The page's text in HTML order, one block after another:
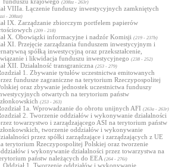
(208zz - 263r)
VIIIa. Łączenie funduszy inwestycyjnych zamkniętych
- 208zzt)
IX. Zarządzanie zbiorczym portfelem papierów
(209 - 218)
X. Obowiązki informacyjne i nadzór Komisji (219 - 237b)
XI. Przejęcie zarządzania funduszem inwestycyjnym i
spółką inwestycyjną oraz przekształcenie,
i likwidacja funduszu inwestycyjnego (238 - 252)
XII. Działalność transgraniczna (253 - 279)
1. Zbywanie tytułów uczestnictwa emitowanych
fundusze zagraniczne na terytorium Rzeczypospolitej
oraz zbywanie jednostek uczestnictwa funduszy
otwartych na terytorium państw
(253 - 263)
1a. Wprowadzanie do obrotu unijnych AFI (263a - 263r)
2. Tworzenie oddziałów i wykonywanie działalności
towarzystwo i zarządzającego ASI na terytorium państw
tworzenie oddziałów i wykonywanie
przez spółki zarządzające i zarządzających z UE
terytorium Rzeczypospolitej Polskiej oraz tworzenie
i wykonywanie działalności przez towarzystwa na
państw należących do EEA (264 - 276i)
Oddział 1. Tworzenie oddziałów i wykonywanie